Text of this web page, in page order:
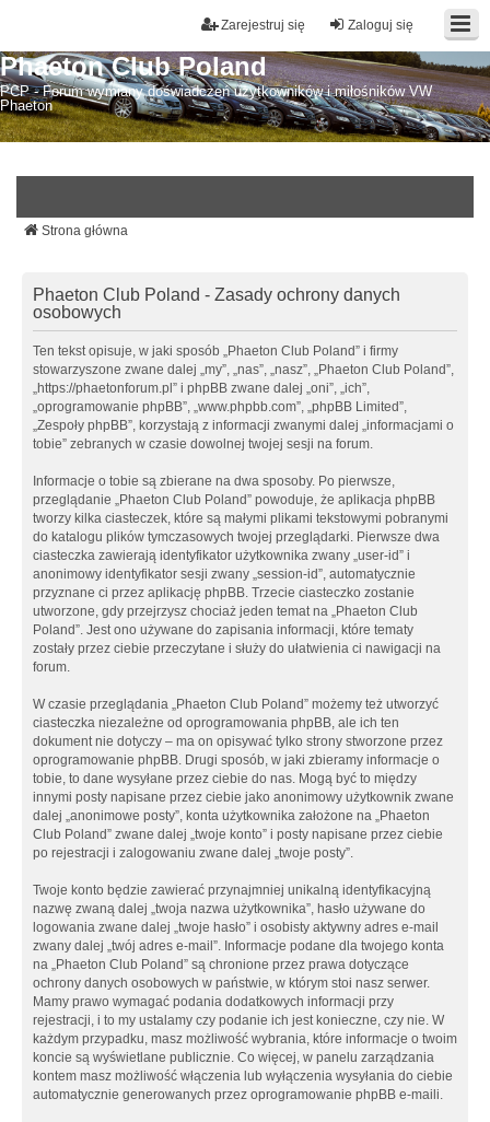
Zaloguj się
Zarejestruj się
Phaeton Club Poland
PCP - Forum wymiany doświadczeń użytkowników i miłośników VW
Phaeton
Strona główna
Phaeton Club Poland - Zasady ochrony danych
osobowych
Ten tekst opisuje, w jaki sposób „Phaeton Club Poland” i firmy
stowarzyszone zwane dalej „my”, „nas”, „nasz”, „Phaeton Club Poland”,
„https://phaetonforum.pl” i phpBB zwane dalej „oni”, „ich”,
„oprogramowanie phpBB”, „www.phpbb.com”, „phpBB Limited”,
„Zespoły phpBB”, korzystają z informacji zwanymi dalej „informacjami o
tobie” zebranych w czasie dowolnej twojej sesji na forum.
Informacje o tobie są zbierane na dwa sposoby. Po pierwsze,
przeglądanie „Phaeton Club Poland” powoduje, że aplikacja phpBB
tworzy kilka ciasteczek, które są małymi plikami tekstowymi pobranymi
do katalogu plików tymczasowych twojej przeglądarki. Pierwsze dwa
ciasteczka zawierają identyfikator użytkownika zwany „user-id” i
anonimowy identyfikator sesji zwany „session-id”, automatycznie
przyznane ci przez aplikację phpBB. Trzecie ciasteczko zostanie
utworzone, gdy przejrzysz chociaż jeden temat na „Phaeton Club
Poland”. Jest ono używane do zapisania informacji, które tematy
zostały przez ciebie przeczytane i służy do ułatwienia ci nawigacji na
forum.
W czasie przeglądania „Phaeton Club Poland” możemy też utworzyć
ciasteczka niezależne od oprogramowania phpBB, ale ich ten
dokument nie dotyczy – ma on opisywać tylko strony stworzone przez
oprogramowanie phpBB. Drugi sposób, w jaki zbieramy informacje o
tobie, to dane wysyłane przez ciebie do nas. Mogą być to między
innymi posty napisane przez ciebie jako anonimowy użytkownik zwane
dalej „anonimowe posty”, konta użytkownika założone na „Phaeton
Club Poland” zwane dalej „twoje konto” i posty napisane przez ciebie
po rejestracji i zalogowaniu zwane dalej „twoje posty”.
Twoje konto będzie zawierać przynajmniej unikalną identyfikacyjną
nazwę zwaną dalej „twoja nazwa użytkownika”, hasło używane do
logowania zwane dalej „twoje hasło” i osobisty aktywny adres e-mail
zwany dalej „twój adres e-mail”. Informacje podane dla twojego konta
na „Phaeton Club Poland” są chronione przez prawa dotyczące
ochrony danych osobowych w państwie, w którym stoi nasz serwer.
Mamy prawo wymagać podania dodatkowych informacji przy
rejestracji, i to my ustalamy czy podanie ich jest konieczne, czy nie. W
każdym przypadku, masz możliwość wybrania, które informacje o twoim
koncie są wyświetlane publicznie. Co więcej, w panelu zarządzania
kontem masz możliwość włączenia lub wyłączenia wysyłania do ciebie
automatycznie generowanych przez oprogramowanie phpBB e-maili.